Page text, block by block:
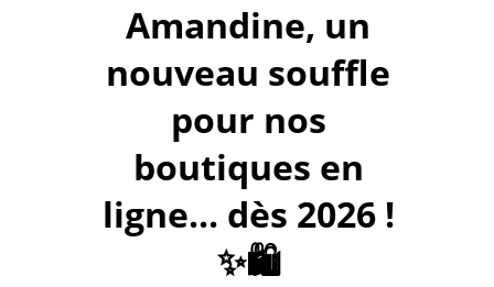
Amandine, un
nouveau souffle
pour nos
boutiques en
ligne... dès 2026 !
✨🛍️